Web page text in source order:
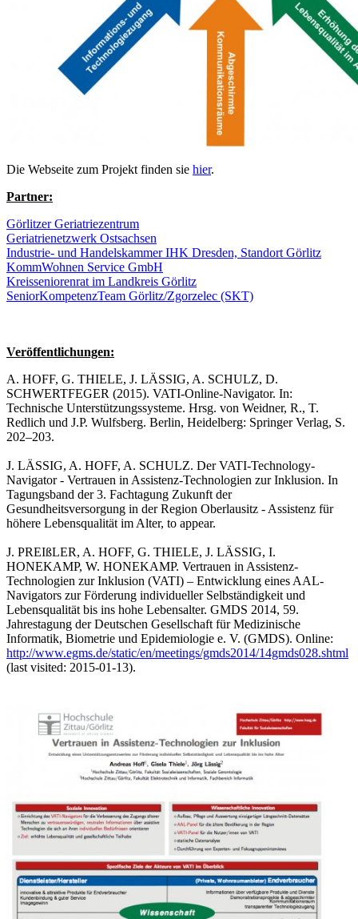
Die Webseite zum Projekt finden sie hier.
Partner:
Görlitzer Geriatriezentrum
Geriatrienetzwerk Ostsachsen
Industrie- und Handelskammer IHK Dresden, Standort Görlitz
KommWohnen Service GmbH
Kreisseniorenrat im Landkreis Görlitz
SeniorKompetenzTeam Görlitz/Zgorzelec (SKT)
Veröffentlichungen:
A. HOFF, G. THIELE, J. LÄSSIG, A. SCHULZ, D.
SCHWERTFEGER (2015). VATI-Online-Navigator. In:
Technische Unterstützungssysteme. Hrsg. von Weidner, R., T.
Redlich und J.P. Wulfsberg. Berlin, Heidelberg: Springer Verlag, S.
202–203.
J. LÄSSIG, A. HOFF, A. SCHULZ. Der VATI-Technology-
Navigator - Vertrauen in Assistenz-Technologien zur Inklusion. In
Tagungsband der 3. Fachtagung Zukunft der
Gesundheitsversorgung in der Region Oberlausitz - Assistenz für
höhere Lebensqualität im Alter, to appear.
J. PREIßLER, A. HOFF, G. THIELE, J. LÄSSIG, I.
HONEKAMP, W. HONEKAMP. Vertrauen in Assistenz-
Technologien zur Inklusion (VATI) – Entwicklung eines AAL-
Navigators zur Förderung individueller Selbständigkeit und
Lebensqualität bis ins hohe Lebensalter. GMDS 2014, 59.
Jahrestagung der Deutschen Gesellschaft für Medizinische
Informatik, Biometrie und Epidemiologie e. V. (GMDS). Online:
http://www.egms.de/static/en/meetings/gmds2014/14gmds028.shtml
(last visited: 2015-01-13).